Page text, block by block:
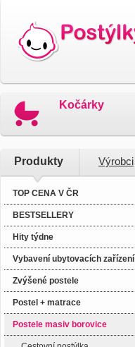
Kočárky
Produkty Výrobci
TOP CENA V ČR
BESTSELLERY
Hity týdne
Vybavení ubytovacích zařízení
Zvýšené postele
Postel + matrace
Postele masiv borovice